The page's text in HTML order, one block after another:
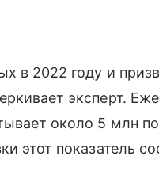
в 2022 году и
эксперт.
около 5 млн
этот показатель